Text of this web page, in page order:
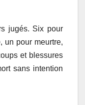
jugés. Six pour
un pour meurtre,
et blessures
sans intention